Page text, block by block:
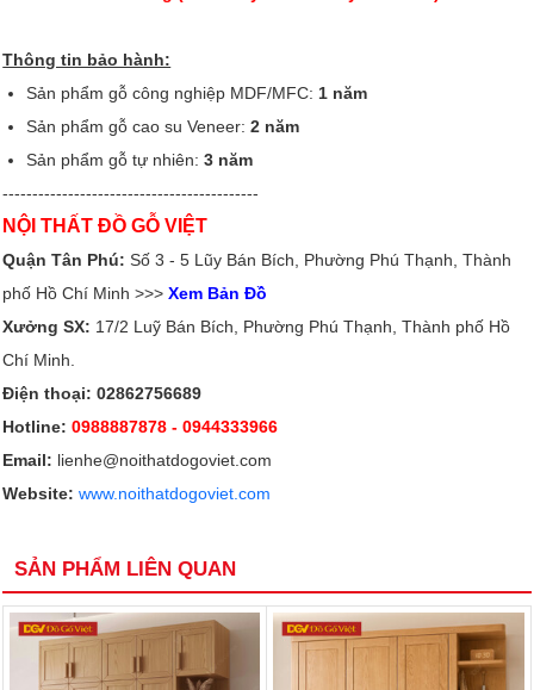
Thông tin bảo hành:
Sản phẩm gỗ công nghiệp MDF/MFC: 1 năm
Sản phẩm gỗ cao su Veneer:2 năm
Sản phẩm gỗ tự nhiên:3 năm
-------------------------------------------
NỘI THẤT ĐỒ GỖ VIỆT
Quận Tân Phú: Số 3 - 5 Lũy Bán Bích, Phường Phú Thạnh, Thành
phố Hồ Chí Minh >>> Xem Bản Đồ
Xưởng SX: 17/2 Luỹ Bán Bích, Phường Phú Thạnh, Thành phố Hồ
Chí Minh.
Điện thoại: 02862756689
Hotline:0988887878 - 0944333966
Email: lienhe@noithatdogoviet.com
Website: www.noithatdogoviet.com
SẢN PHẨM LIÊN QUAN